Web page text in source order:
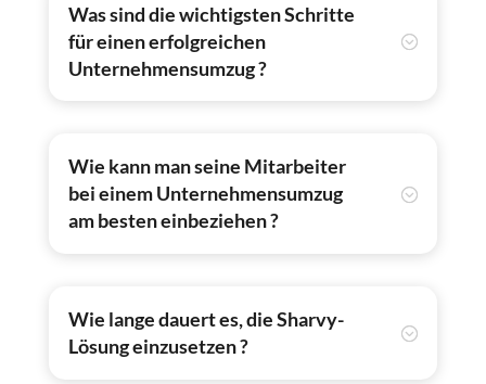
Was sind die wichtigsten Schritte
für einen erfolgreichen
Unternehmensumzug ?
Wie kann man seine Mitarbeiter
bei einem Unternehmensumzug
am besten einbeziehen ?
Wie lange dauert es, die Sharvy-
Lösung einzusetzen ?